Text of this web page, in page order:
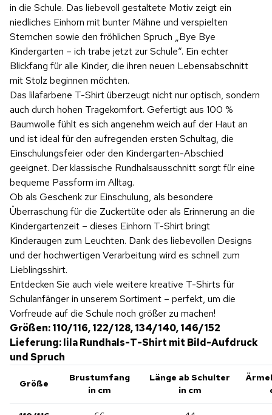
in die Schule. Das liebevoll gestaltete Motiv zeigt ein
niedliches Einhorn mit bunter Mähne und verspielten
Sternchen sowie den fröhlichen Spruch „Bye Bye
Kindergarten – ich trabe jetzt zur Schule“. Ein echter
Blickfang für alle Kinder, die ihren neuen Lebensabschnitt
mit Stolz beginnen möchten.
Das lilafarbene T-Shirt überzeugt nicht nur optisch, sondern
auch durch hohen Tragekomfort. Gefertigt aus 100 %
Baumwolle fühlt es sich angenehm weich auf der Haut an
und ist ideal für den aufregenden ersten Schultag, die
Einschulungsfeier oder den Kindergarten-Abschied
geeignet. Der klassische Rundhalsausschnitt sorgt für eine
bequeme Passform im Alltag.
Ob als Geschenk zur Einschulung, als besondere
Überraschung für die Zuckertüte oder als Erinnerung an die
Kindergartenzeit – dieses Einhorn T-Shirt bringt
Kinderaugen zum Leuchten. Dank des liebevollen Designs
und der hochwertigen Verarbeitung wird es schnell zum
Lieblingsshirt.
Entdecken Sie auch viele weitere kreative T-Shirts für
Schulanfänger in unserem Sortiment – perfekt, um die
Vorfreude auf die Schule noch größer zu machen!
Größen: 110/116, 122/128, 134/140, 146/152
Lieferung: lila Rundhals-T-Shirt mit Bild-Aufdruck
und Spruch
Größe
Brustumfang
in cm
Länge ab Schulter
in cm